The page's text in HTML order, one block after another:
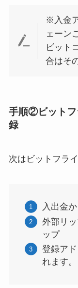
※入金
ェーン
ビット
合はそ
手順②ビットフ
録
次はビットフラ
入出金
外部リ
ップ
登録ア
れます。